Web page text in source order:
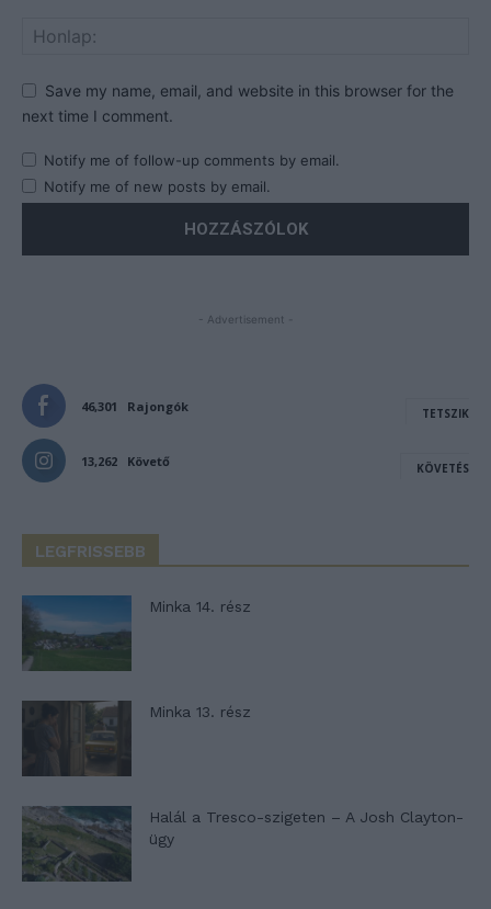
Save my name, email, and website in this browser for the
next time I comment.
Notify me of follow-up comments by email.
Notify me of new posts by email.
- Advertisement -
46,301 Rajongók TETSZIK
13,262 Követő KÖVETÉS
LEGFRISSEBB
Minka 14. rész
Minka 13. rész
Halál a Tresco-szigeten – A Josh Clayton-
ügy